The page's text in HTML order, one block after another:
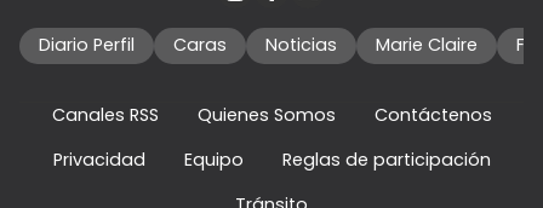
Diario Perfil Caras Noticias Marie Claire
Canales RSS Quienes Somos
Contáctenos
Privacidad
Equipo
Reglas de participación